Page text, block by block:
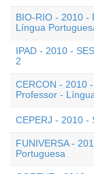
BIO-RIO - 2010 -
Língua
IPAD - 2010 -
2
CERCON - 2010
Professor -
CEPERJ - 2010 -
FUNIVERSA -
Portuguesa